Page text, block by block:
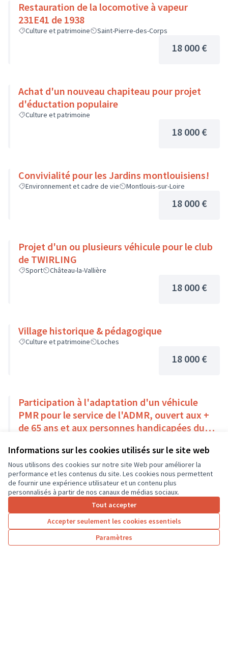
Informations sur les cookies utilisés sur le site web
Nous utilisons des cookies sur notre site Web pour améliorer la
performance et les contenus du site. Les cookies nous permettent
de fournir une expérience utilisateur et un contenu plus
personnalisés à partir de nos canaux de médias sociaux.
Tout accepter
Accepter seulement les cookies essentiels
Paramètres
Restauration de la locomotive à vapeur
231E41 de 1938
Culture et patrimoine Saint-Pierre-des-Corps
18 000 €
Achat d'un nouveau chapiteau pour projet
d'éductation populaire
Culture et patrimoine
18 000 €
Convivialité pour les Jardins montlouisiens!
Environnement et cadre de vie Montlouis-sur-Loire
18 000 €
Projet d'un ou plusieurs véhicule pour le club
de TWIRLING
Sport Château-la-Vallière
18 000 €
Village historique & pédagogique
Culture et patrimoine Loches
18 000 €
Participation à l'adaptation d'un véhicule
PMR pour le service de l'ADMR, ouvert aux +
de 65 ans et aux personnes handicapées du
18 000 €
Résultats par page : 50
1 2 3 4